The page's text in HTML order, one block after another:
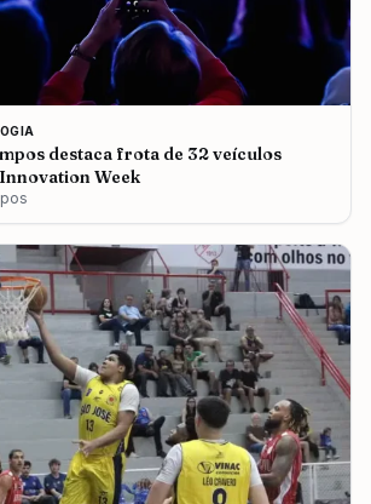
destaca frota de 32 veículos
Week